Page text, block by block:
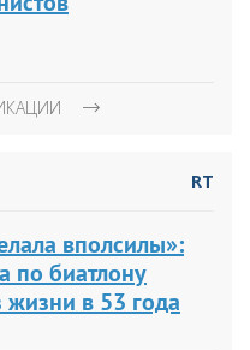
RT
вполсилы»:
по биатлону
жизни в 53 года